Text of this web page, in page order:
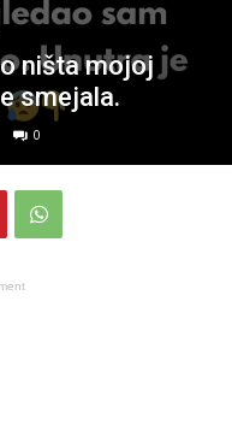
ništa mojoj
smejala.
0